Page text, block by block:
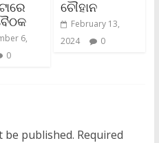
6,
0
ଚୌହାନ
February 13,
2024
0
be published. Required